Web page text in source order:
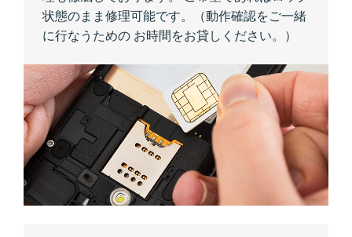
状態のまま修理可能です。（動作確認をご一緒
に行なうための お時間をお貸しください。）